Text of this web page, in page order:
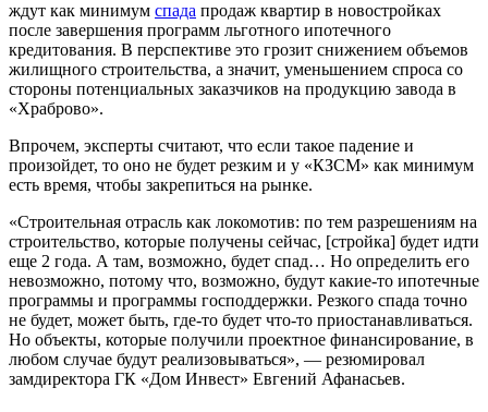
ждут как минимум спада продаж квартир в новостройках
после завершения программ льготного ипотечного
кредитования. В перспективе это грозит снижением объемов
жилищного строительства, а значит, уменьшением спроса со
стороны потенциальных заказчиков на продукцию завода в
«Храброво».
Впрочем, эксперты считают, что если такое падение и
произойдет, то оно не будет резким и у «КЗСМ» как минимум
есть время, чтобы закрепиться на рынке.
«Строительная отрасль как локомотив: по тем разрешениям на
строительство, которые получены сейчас, [стройка] будет идти
еще 2 года. А там, возможно, будет спад… Но определить его
невозможно, потому что, возможно, будут какие-то ипотечные
программы и программы господдержки. Резкого спада точно
не будет, может быть, где-то будет что-то приостанавливаться.
Но объекты, которые получили проектное финансирование, в
любом случае будут реализовываться», — резюмировал
замдиректора ГК «Дом Инвест» Евгений Афанасьев.